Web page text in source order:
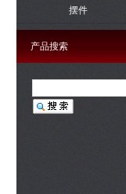
产品搜索
摆件